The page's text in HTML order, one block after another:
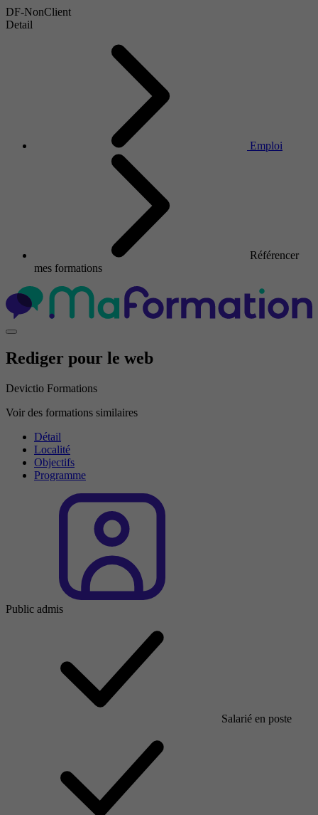
DF-NonClient
Detail
Emploi
Référencer
mes formations
Rediger pour le web
Devictio Formations
Voir des formations similaires
Détail
Localité
Objectifs
Programme
Public admis
Salarié en poste